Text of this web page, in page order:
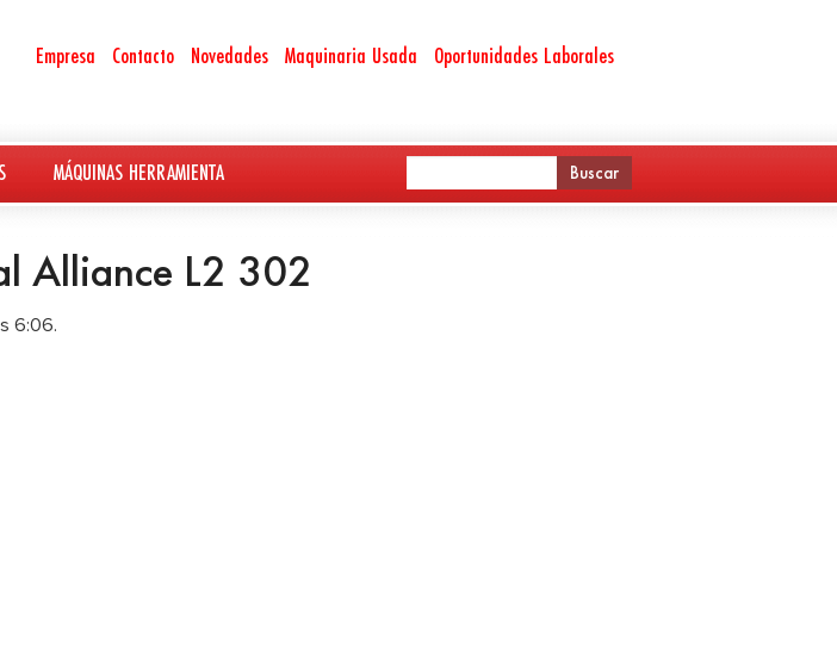
Empresa Contacto Novedades Maquinaria Usada Oportunidades Laborales
MÁQUINAS HERRAMIENTA
Alliance L2 302
6:06.